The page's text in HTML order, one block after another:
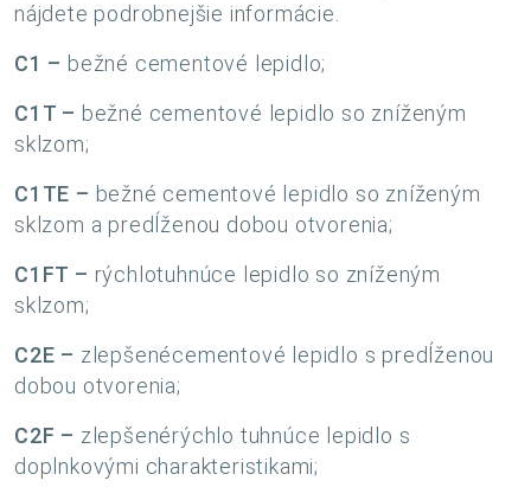
nájdete podrobnejšie informácie.
C1 – bežné cementové lepidlo;
C1T – bežné cementové lepidlo so zníženým
sklzom;
C1TE – bežné cementové lepidlo so zníženým
sklzom a predĺženou dobou otvorenia;
C1FT – rýchlotuhnúce lepidlo so zníženým
sklzom;
C2E – zlepšenécementové lepidlo s predĺženou
dobou otvorenia;
C2F – zlepšenérýchlo tuhnúce lepidlo s
doplnkovými charakteristikami;